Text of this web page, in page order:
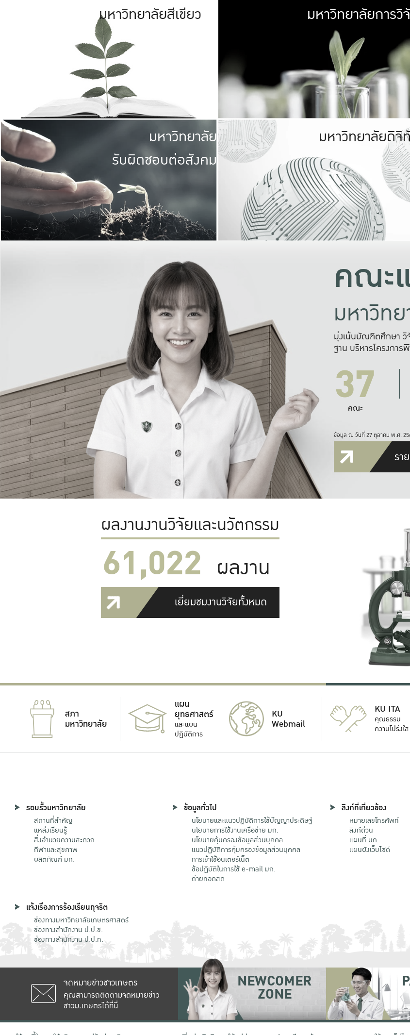
มหาวิทยาลัยสีเขียว มหาวิท
เกษตรศาสตร์ มีพื้น
เป็นป่าในเมื
เกษตรในเมือง
ที่นับรวมกัน
มหาวิทยาลัยการวิ
มหาวิทยาลัย
รับผิดชอบต่อสังคม
มหาวิทยาลัยรับผิด
ร่วมมือกับชุม
แ
ม
แก้
มหาวิทยาลัยดิจิ
คณะ
มหาวิท
มุ่งเน้นบัณฑิตศึกษา
ฐาน บริหารโครงกา
37
คณะ
ข้อมูล ณ วันที่ 27 ตุลาคม พ.ศ.
รา
ผลงานงานวิจัยและนวัตกรรม
61,022 ผลงาน
เยี่ยมชมงานวิจัยทั้งหมด
สภา
มหาวิทยาลัย
แผน
ยุทธศาสตร์
และแผน
ปฏิบัติการ
KU
Webmail
KU ITA
คุณธรรม
ความโปร่งใส
รอบรั้วมหาวิทยาลัย
สถานที่สำคัญ
แหล่งเรียนรู้
สิ่งอำนวยความสะดวก
กีฬาและสุขภาพ
ผลิตภัณฑ์ มก.
ข้อมูลทั่วไป
นโยบายและแนวปฏิบัติการใช้ปัญญาประดิษฐ์
นโยบายการใช้งานเครือข่าย มก.
นโยบายคุ้มครองข้อมูลส่วนบุคคล
แนวปฏิบัติการคุ้มครองข้อมูลส่วนบุคคล
การเข้าใช้อินเตอร์เน็ต
ข้อปฏิบัติในการใช้ e-mail มก.
ถ่ายทอดสด
ลิงก์ที่เกี่ยวข้อง
หมายเลขโทรศัพท์
ลิงก์ด่วน
แผนที่ มก.
แผนผังเว็บไซต์
แจ้งเรื่องการร้องเรียนทุจริต
ช่องทางมหาวิทยาลัยเกษตรศาสตร์
ช่องทางสำนักงาน ป.ป.ช.
ช่องทางสำนักงาน ป.ป.ท.
จดหมายข่าวชาวเกษตร
คุณสามารถติดตามจดหมายข่าว
ชาวม.เกษตรได้ที่นี่
NEWCOMER
ZONE